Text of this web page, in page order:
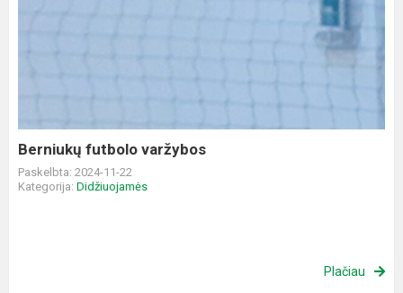
Berniukų futbolo varžybos
Paskelbta: 2024-11-22
Kategorija: Didžiuojamės
Plačiau